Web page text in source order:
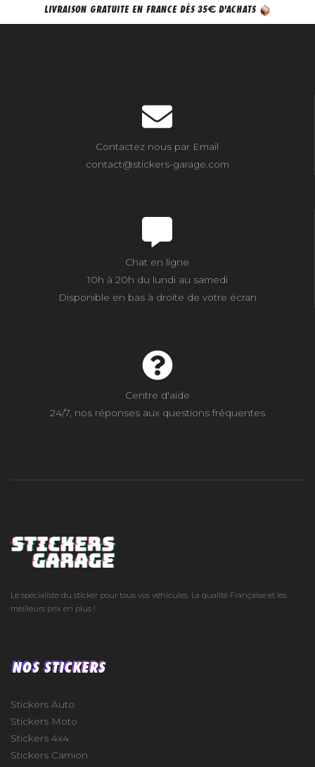
LIVRAISON GRATUITE EN FRANCE DÈS 35€ D'ACHATS
Contactez nous par Email
contact@stickers-garage.com
Chat en ligne
10h à 20h du lundi au samedi
Disponible en bas à droite de votre écran
Centre d'aide
24/7, nos réponses aux questions fréquentes
Le spécialiste du sticker pour tous vos véhicules. La qualité Française et les
meilleurs prix en plus !
NOS STICKERS
Stickers Auto
Stickers Moto
Stickers 4x4
Stickers Camion